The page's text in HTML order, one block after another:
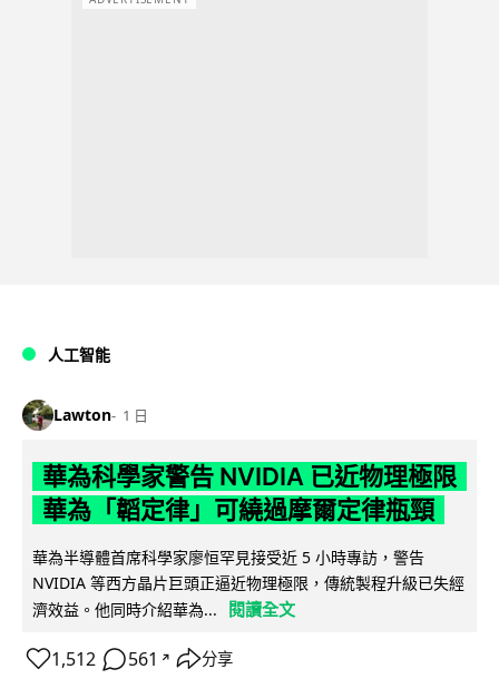
人工智能
Lawton 1 日
華為科學家警告 NVIDIA 已近物理極限
華為「韜定律」可繞過摩爾定律瓶頸
華為半導體首席科學家廖恒罕見接受近 5 小時專訪，警告
NVIDIA 等西方晶片巨頭正逼近物理極限，傳統製程升級已失經
濟效益。他同時介紹華為...
閱讀全文
1,512 561 ↗ 分享